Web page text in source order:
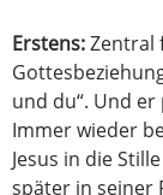
Erstens:Zentral
und du“. Und
Immer wieder
Jesus in die
später in seiner